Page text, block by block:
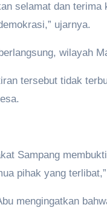
selamat dan
ujarnya.
wilayah
tersebut tidak
Sampang
pihak yang
mengingatkan